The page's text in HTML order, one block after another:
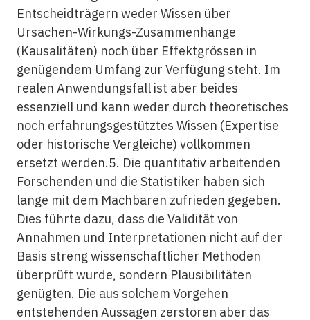
Entscheidträgern weder Wissen über
Ursachen-Wirkungs-Zusammenhänge
(Kausalitäten) noch über Effektgrössen in
genügendem Umfang zur Verfügung steht. Im
realen Anwendungsfall ist aber beides
essenziell und kann weder durch theoretisches
noch erfahrungsgestütztes Wissen (Expertise
oder historische Vergleiche) vollkommen
ersetzt werden.5. Die quantitativ arbeitenden
Forschenden und die Statistiker haben sich
lange mit dem Machbaren zufrieden gegeben.
Dies führte dazu, dass die Validität von
Annahmen und Interpretationen nicht auf der
Basis streng wissenschaftlicher Methoden
überprüft wurde, sondern Plausibilitäten
genügten. Die aus solchem Vorgehen
entstehenden Aussagen zerstören aber das